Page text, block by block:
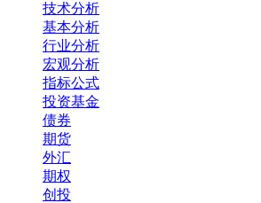
技术分析
基本分析
行业分析
宏观分析
指标公式
投资基金
债券
期货
外汇
期权
创投